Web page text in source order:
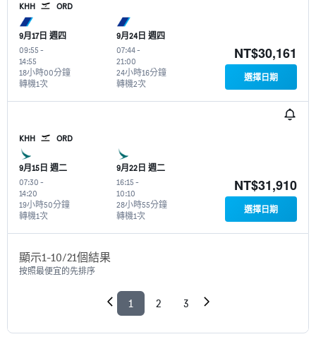
KHH ORD
9月17日 週四
09:55 -
14:55
轉機1次
18小時00分鐘
9月24日 週四
07:44-
21:00
轉機2次
24小時16分鐘
NT$30,161
選擇日期
KHH ORD
9月15日 週二
07:30 -
14:20
轉機1次
19小時50分鐘
9月22日 週二
16:15 -
10:10
轉機1次
28小時55分鐘
NT$31,910
選擇日期
顯示1-10/21個結果
按照最便宜的先排序
1 2 3